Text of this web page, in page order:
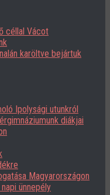
céllal Vácot
karöltve bejártuk
Ipolysági utunkról
diákjai
Magyarországon
ünnepély